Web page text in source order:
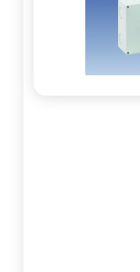
לכל מוצרי היצרן